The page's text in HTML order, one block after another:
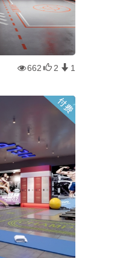
662 2 1